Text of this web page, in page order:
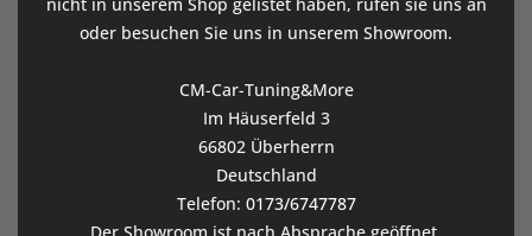
oder besuchen Sie uns in unserem Showroom.
CM-Car-Tuning&More
Im Häuserfeld 3
66802 Überherrn
Deutschland
Telefon: 0173/6747787